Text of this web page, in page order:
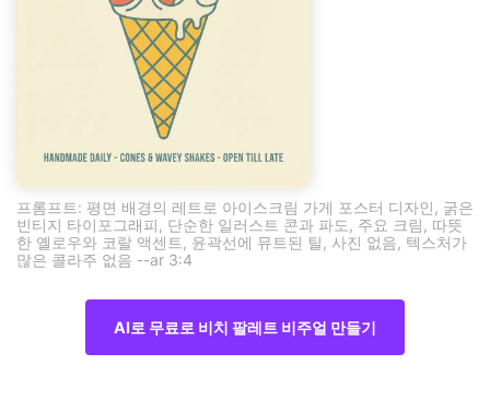
프롬프트: 평면 배경의 레트로 아이스크림 가게 포스터 디자인, 굵은
빈티지 타이포그래피, 단순한 일러스트 콘과 파도, 주요 크림, 따뜻
한 옐로우와 코랄 액센트, 윤곽선에 뮤트된 틸, 사진 없음, 텍스처가
많은 콜라주 없음 --ar 3:4
AI로 무료로 비치 팔레트 비주얼 만들기